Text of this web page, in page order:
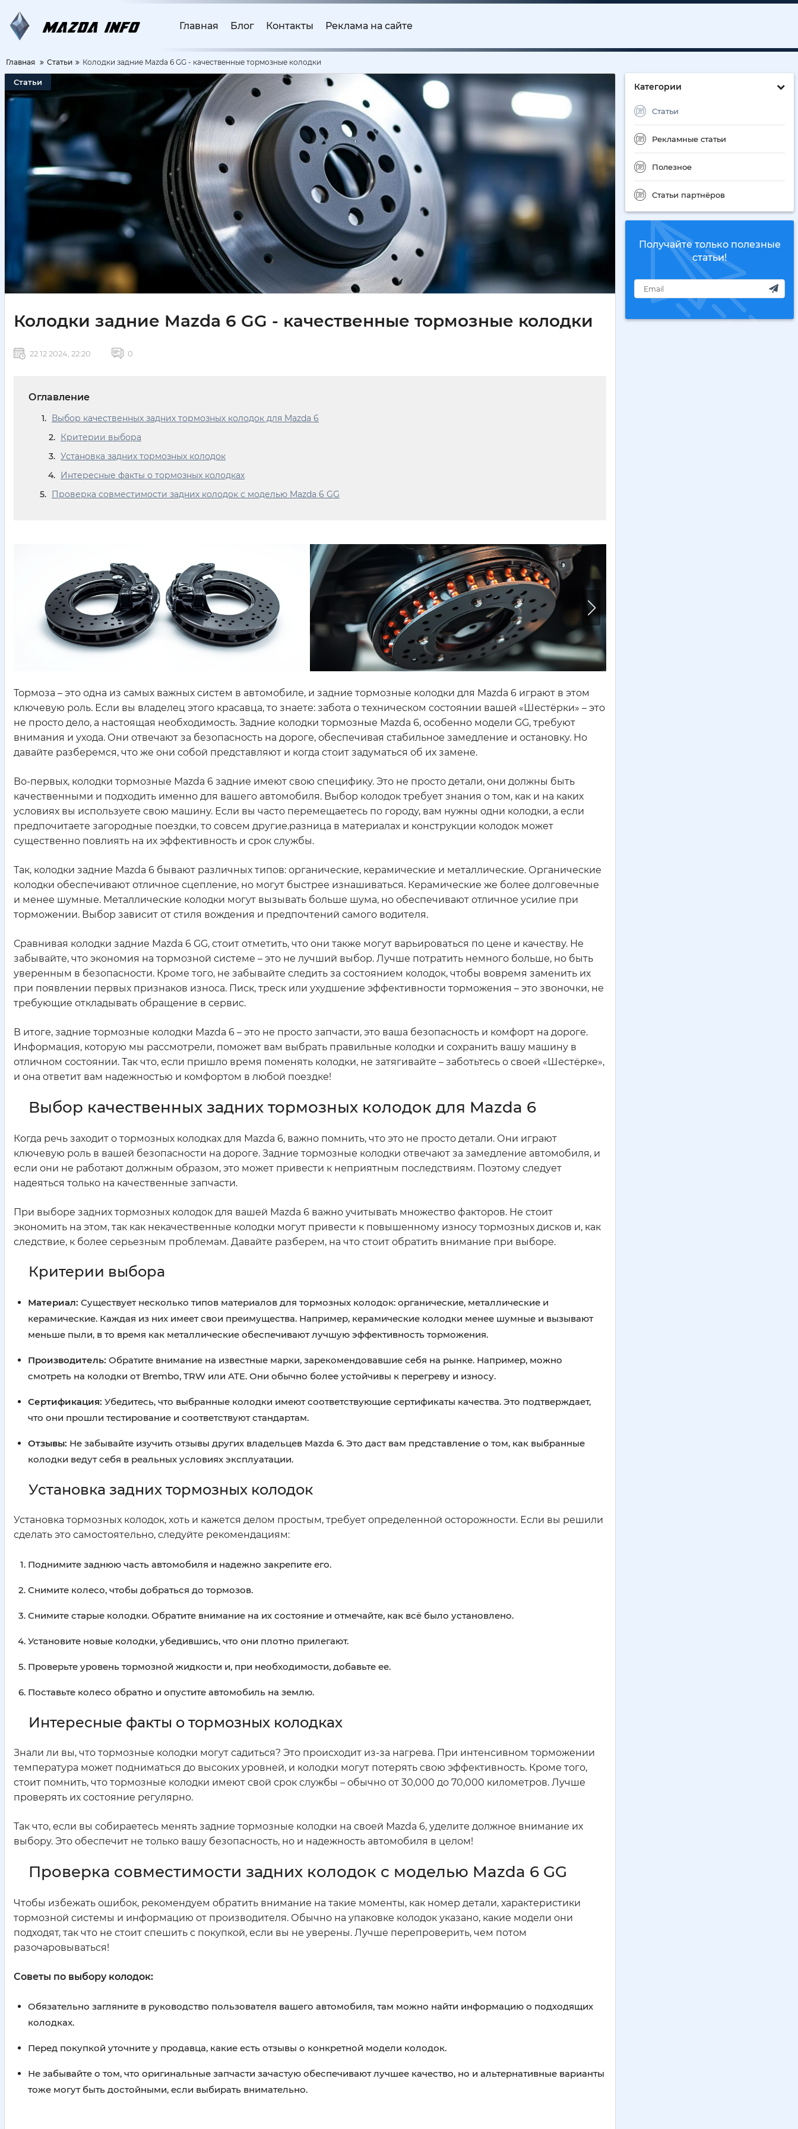
Главная Блог Контакты Реклама на сайте
Главная Статьи Колодки задние Mazda 6 GG - качественные тормозные колодки
Категории
Статьи
Рекламные статьи
Полезное
Статьи партнёров
Получайте только полезные
статьи!
Статьи
Колодки задние Mazda 6 GG - качественные тормозные колодки
22 12 2024, 22:20 0
Оглавление
Выбор качественных задних тормозных колодок для Mazda 6
Критерии выбора
Установка задних тормозных колодок
Интересные факты о тормозных колодках
Проверка совместимости задних колодок с моделью Mazda 6 GG
Тормоза – это одна из самых важных систем в автомобиле, и задние тормозные колодки для Mazda 6 играют в этом
ключевую роль. Если вы владелец этого красавца, то знаете: забота о техническом состоянии вашей «Шестёрки» – это
не просто дело, а настоящая необходимость. Задние колодки тормозные Mazda 6, особенно модели GG, требуют
внимания и ухода. Они отвечают за безопасность на дороге, обеспечивая стабильное замедление и остановку. Но
давайте разберемся, что же они собой представляют и когда стоит задуматься об их замене.
Во-первых, колодки тормозные Mazda 6 задние имеют свою специфику. Это не просто детали, они должны быть
качественными и подходить именно для вашего автомобиля. Выбор колодок требует знания о том, как и на каких
условиях вы используете свою машину. Если вы часто перемещаетесь по городу, вам нужны одни колодки, а если
предпочитаете загородные поездки, то совсем другие.разница в материалах и конструкции колодок может
существенно повлиять на их эффективность и срок службы.
Так, колодки задние Mazda 6 бывают различных типов: органические, керамические и металлические. Органические
колодки обеспечивают отличное сцепление, но могут быстрее изнашиваться. Керамические же более долговечные
и менее шумные. Металлические колодки могут вызывать больше шума, но обеспечивают отличное усилие при
торможении. Выбор зависит от стиля вождения и предпочтений самого водителя.
Сравнивая колодки задние Mazda 6 GG, стоит отметить, что они также могут варьироваться по цене и качеству. Не
забывайте, что экономия на тормозной системе – это не лучший выбор. Лучше потратить немного больше, но быть
уверенным в безопасности. Кроме того, не забывайте следить за состоянием колодок, чтобы вовремя заменить их
при появлении первых признаков износа. Писк, треск или ухудшение эффективности торможения – это звоночки, не
требующие откладывать обращение в сервис.
В итоге, задние тормозные колодки Mazda 6 – это не просто запчасти, это ваша безопасность и комфорт на дороге.
Информация, которую мы рассмотрели, поможет вам выбрать правильные колодки и сохранить вашу машину в
отличном состоянии. Так что, если пришло время поменять колодки, не затягивайте – заботьтесь о своей «Шестёрке»,
и она ответит вам надежностью и комфортом в любой поездке!
Выбор качественных задних тормозных колодок для Mazda 6
Когда речь заходит о тормозных колодках для Mazda 6, важно помнить, что это не просто детали. Они играют
ключевую роль в вашей безопасности на дороге. Задние тормозные колодки отвечают за замедление автомобиля, и
если они не работают должным образом, это может привести к неприятным последствиям. Поэтому следует
надеяться только на качественные запчасти.
При выборе задних тормозных колодок для вашей Mazda 6 важно учитывать множество факторов. Не стоит
экономить на этом, так как некачественные колодки могут привести к повышенному износу тормозных дисков и, как
следствие, к более серьезным проблемам. Давайте разберем, на что стоит обратить внимание при выборе.
Критерии выбора
Материал: Существует несколько типов материалов для тормозных колодок: органические, металлические и
керамические. Каждая из них имеет свои преимущества. Например, керамические колодки менее шумные и вызывают
меньше пыли, в то время как металлические обеспечивают лучшую эффективность торможения.
Производитель: Обратите внимание на известные марки, зарекомендовавшие себя на рынке. Например, можно
смотреть на колодки от Brembo, TRW или ATE. Они обычно более устойчивы к перегреву и износу.
Сертификация: Убедитесь, что выбранные колодки имеют соответствующие сертификаты качества. Это подтверждает,
что они прошли тестирование и соответствуют стандартам.
Отзывы: Не забывайте изучить отзывы других владельцев Mazda 6. Это даст вам представление о том, как выбранные
колодки ведут себя в реальных условиях эксплуатации.
Установка задних тормозных колодок
Установка тормозных колодок, хоть и кажется делом простым, требует определенной осторожности. Если вы решили
сделать это самостоятельно, следуйте рекомендациям:
Поднимите заднюю часть автомобиля и надежно закрепите его.
Снимите колесо, чтобы добраться до тормозов.
Снимите старые колодки. Обратите внимание на их состояние и отмечайте, как всё было установлено.
Установите новые колодки, убедившись, что они плотно прилегают.
Проверьте уровень тормозной жидкости и, при необходимости, добавьте ее.
Поставьте колесо обратно и опустите автомобиль на землю.
Интересные факты о тормозных колодках
Знали ли вы, что тормозные колодки могут садиться? Это происходит из-за нагрева. При интенсивном торможении
температура может подниматься до высоких уровней, и колодки могут потерять свою эффективность. Кроме того,
стоит помнить, что тормозные колодки имеют свой срок службы – обычно от 30,000 до 70,000 километров. Лучше
проверять их состояние регулярно.
Так что, если вы собираетесь менять задние тормозные колодки на своей Mazda 6, уделите должное внимание их
выбору. Это обеспечит не только вашу безопасность, но и надежность автомобиля в целом!
Проверка совместимости задних колодок с моделью Mazda 6 GG
Чтобы избежать ошибок, рекомендуем обратить внимание на такие моменты, как номер детали, характеристики
тормозной системы и информацию от производителя. Обычно на упаковке колодок указано, какие модели они
подходят, так что не стоит спешить с покупкой, если вы не уверены. Лучше перепроверить, чем потом
разочаровываться!
Советы по выбору колодок:
Обязательно загляните в руководство пользователя вашего автомобиля, там можно найти информацию о подходящих
колодках.
Перед покупкой уточните у продавца, какие есть отзывы о конкретной модели колодок.
Не забывайте о том, что оригинальные запчасти зачастую обеспечивают лучшее качество, но и альтернативные варианты
тоже могут быть достойными, если выбирать внимательно.